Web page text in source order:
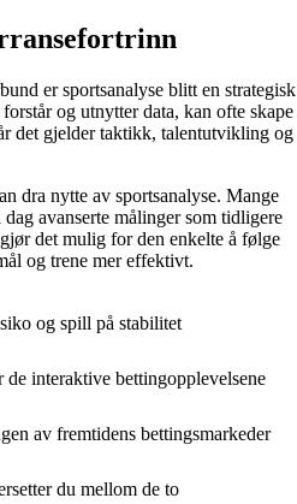
er sportsanalyse blitt en strategisk
og utnytter data, kan ofte skape
det gjelder taktikk, talentutvikling og
dra nytte av sportsanalyse. Mange
avanserte målinger som tidligere
det mulig for den enkelte å følge
og trene mer effektivt.
og spill på stabilitet
interaktive bettingopplevelsene
av fremtidens bettingsmarkeder
du mellom de to